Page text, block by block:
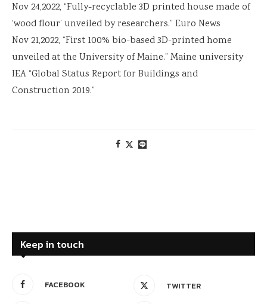
Nov 24,2022, “Fully-recyclable 3D printed house made of
‘wood flour’ unveiled by researchers.” Euro News
Nov 21,2022, “First 100% bio-based 3D-printed home
unveiled at the University of Maine.” Maine university
IEA “Global Status Report for Buildings and
Construction 2019.”
Keep in touch
FACEBOOK TWITTER